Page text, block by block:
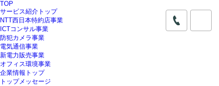
TOP
サービス紹介トップ
NTT西日本特約店事業
ICTコンサル事業
防犯カメラ事業
電気通信事業
新電力販売事業
オフィス環境事業
企業情報トップ
トップメッセージ